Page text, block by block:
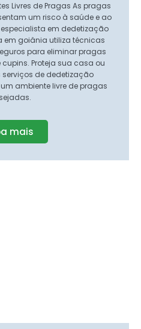
Livres de Pragas As pragas
um risco à saúde e ao
em dedetização
em goiânia utiliza técnicas
para eliminar pragas
Proteja sua casa ou
de dedetização
ambiente livre de pragas
mais